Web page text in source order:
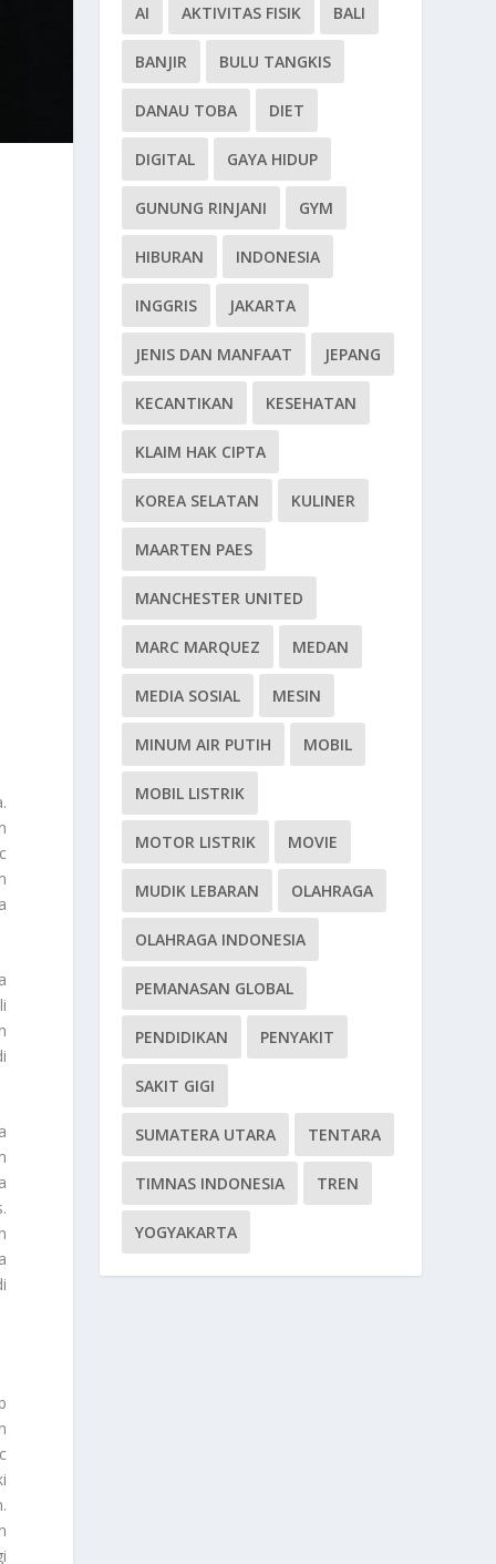
AI AKTIVITAS FISIK BALI
BANJIR BULU TANGKIS
DANAU TOBA DIET
DIGITAL GAYA HIDUP
GUNUNG RINJANI GYM
HIBURAN INDONESIA
INGGRIS JAKARTA
JENIS DAN MANFAAT JEPANG
KECANTIKAN KESEHATAN
KLAIM HAK CIPTA
KOREA SELATAN KULINER
MAARTEN PAES
MANCHESTER UNITED
MARC MARQUEZ MEDAN
MEDIA SOSIAL MESIN
MINUM AIR PUTIH MOBIL
MOBIL LISTRIK
MOTOR LISTRIK MOVIE
MUDIK LEBARAN OLAHRAGA
OLAHRAGA INDONESIA
PEMANASAN GLOBAL
PENDIDIKAN PENYAKIT
SAKIT GIGI
SUMATERA UTARA TENTARA
TIMNAS INDONESIA TREN
YOGYAKARTA